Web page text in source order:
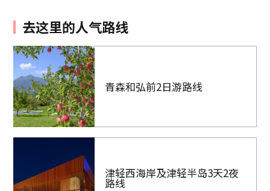
去这里的人气路线
青森和弘前2日游路线
津轻西海岸及津轻半岛3天2夜
路线